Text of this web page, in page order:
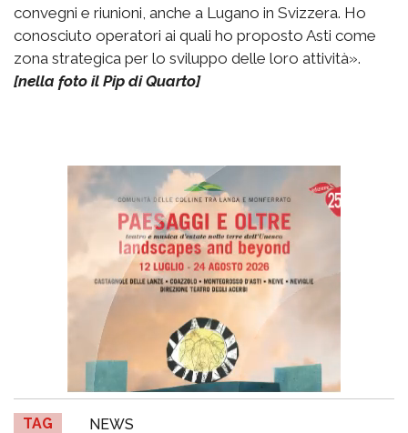
convegni e riunioni, anche a Lugano in Svizzera. Ho
conosciuto operatori ai quali ho proposto Asti come
zona strategica per lo sviluppo delle loro attività».
[nella foto il Pip di Quarto]
TAG NEWS